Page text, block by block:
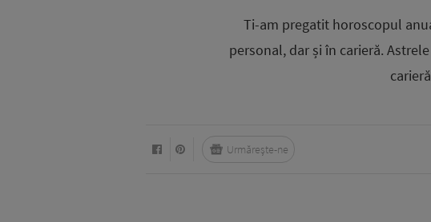
Ti-am pregatit horoscopul
personal, dar și în carieră.
Urmărește-ne